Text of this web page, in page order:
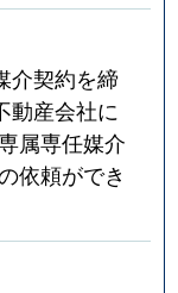
介契約を締
動産会社に
属専任媒介
依頼ができ